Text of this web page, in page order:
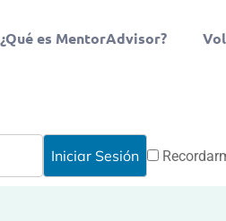
¿Qué es MentorAdvisor?